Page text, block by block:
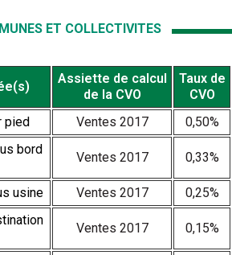
ET COLLECTIVITES
Assiette de calcul
de la CVO
Taux de
CVO
pied
Ventes 2017
0,50%
bord
Ventes 2017 0,33%
usine Ventes 2017
0,25%
Ventes 2017 0,15%